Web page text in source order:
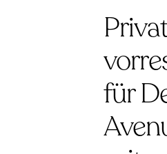
für